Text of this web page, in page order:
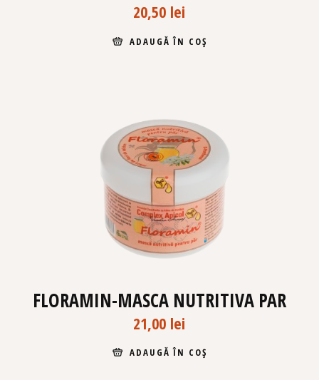
20,50 lei
ADAUGĂ ÎN COȘ
FLORAMIN-MASCA NUTRITIVA PAR
21,00 lei
ADAUGĂ ÎN COȘ